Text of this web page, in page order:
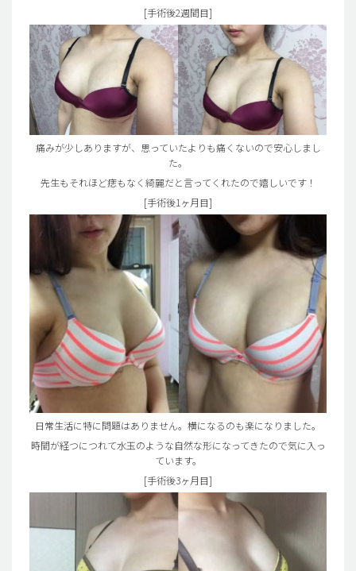
[手術後2週間目]
痛みが少しありますが、思っていたよりも痛くないので安心しまし
た。
先生もそれほど痣もなく綺麗だと言ってくれたので嬉しいです！
[手術後1ヶ月目]
日常生活に特に問題はありません。横になるのも楽になりました。
時間が経つにつれて水玉のような自然な形になってきたので気に入っ
ています。
[手術後3ヶ月目]